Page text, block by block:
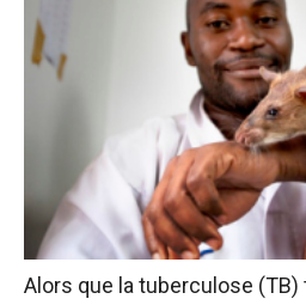
Alors que la tuberculose